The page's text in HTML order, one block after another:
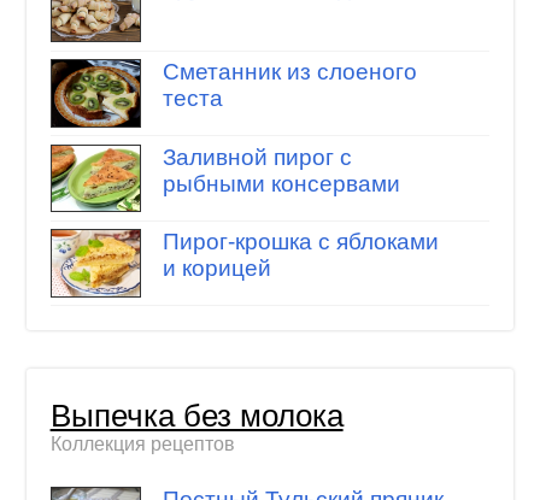
Сметанник из слоеного
теста
Заливной пирог с
рыбными консервами
Пирог-крошка с яблоками
и корицей
Выпечка без молока
Коллекция рецептов